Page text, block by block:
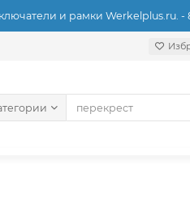
и рамки Werkelplus.ru. -